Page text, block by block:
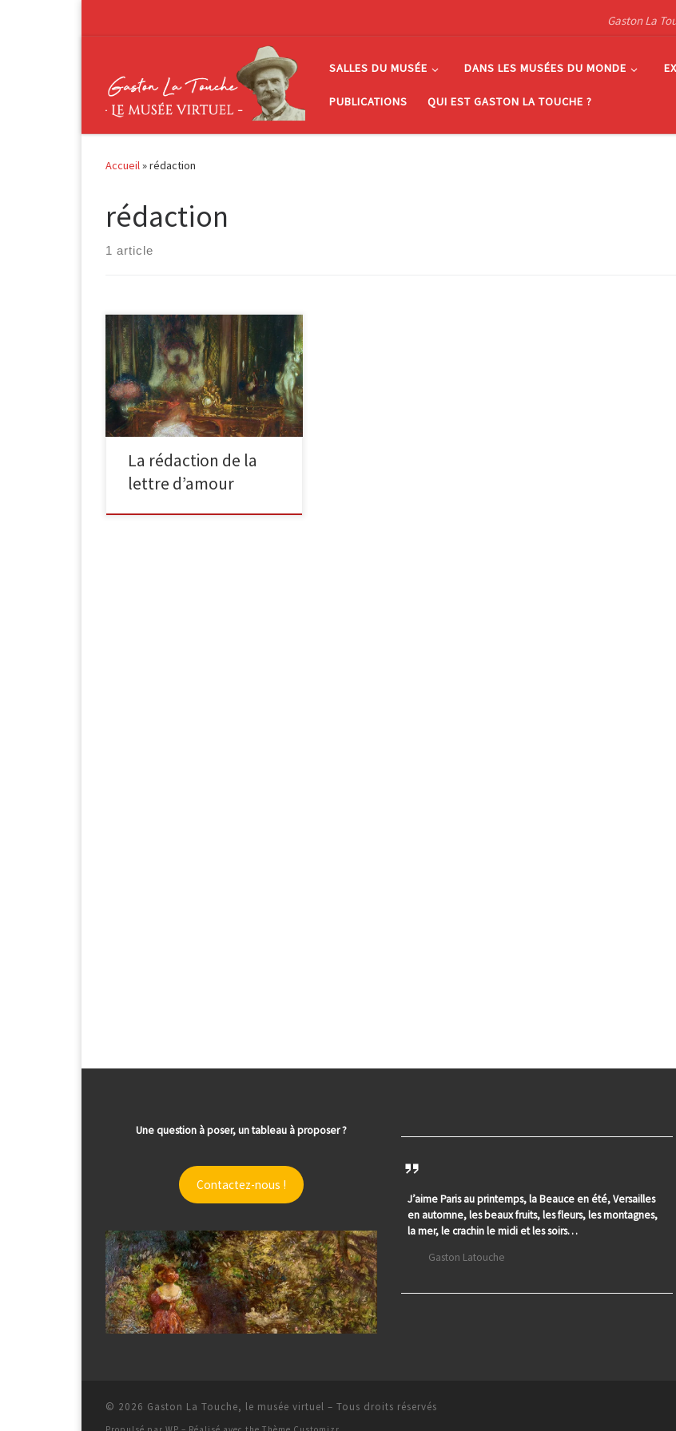
Gaston La
SALLES DU MUSÉE DANS LES MUSÉES DU MONDE
PUBLICATIONS QUI EST GASTON LA TOUCHE ?
Accueil»rédaction
rédaction
1 article
La rédaction de la lettre d’amour
Huile sur panneau, 77.5 x 55.9 cm,
signée. Cette jeune fille en chemise
de […]
La rédaction de la
lettre d’amour
Une question à poser, un tableau à proposer ?
Contactez-nous !
J’aime Paris au printemps, la Beauce en été, Versailles
en automne, les beaux fruits, les fleurs, les montagnes,
la mer, le crachin le midi et les soirs…
Gaston Latouche
© 2026 Gaston La Touche, le musée virtuel – Tous droits réservés